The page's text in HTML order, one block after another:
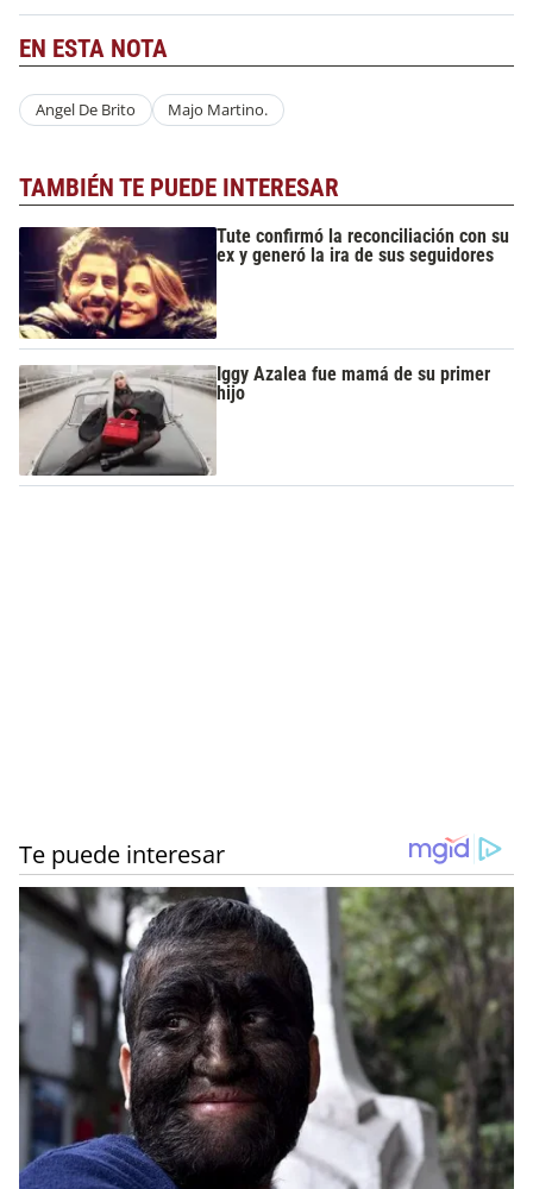
EN ESTA NOTA
Angel De Brito Majo Martino.
TAMBIÉN TE PUEDE INTERESAR
Tute confirmó la reconciliación con su
ex y generó la ira de sus seguidores
Iggy Azalea fue mamá de su primer
hijo